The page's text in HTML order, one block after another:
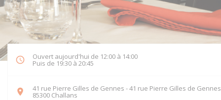
Ouvert aujourd'hui de 12:00 à 14:00
Puis de 19:30 à 20:45
41 rue Pierre Gilles de Gennes - 41 rue Pierre Gilles de Gennes
85300 Challans